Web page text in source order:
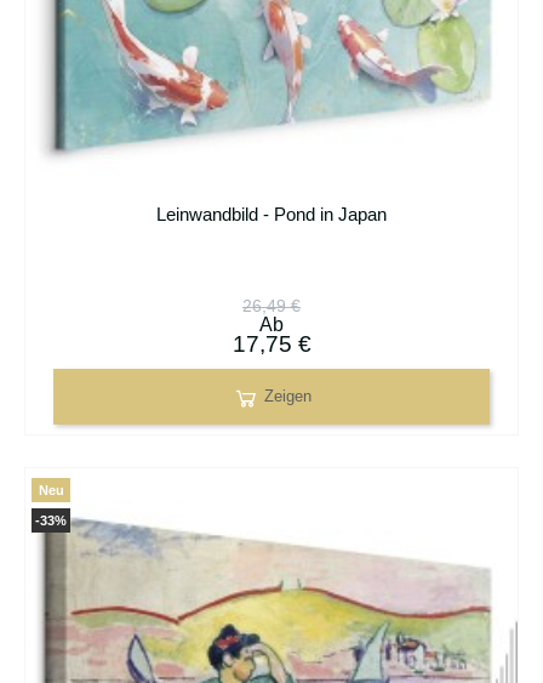
Leinwandbild - Pond in Japan
26,49 €
Ab
17,75 €
Zeigen
-33%
Neu